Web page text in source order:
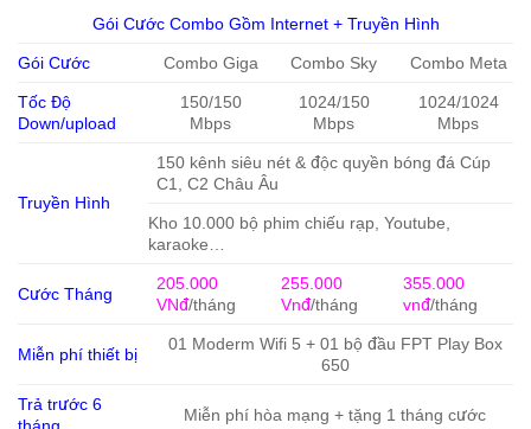
Gói Cước Combo Gồm Internet + Truyền Hình
Gói Cước Combo Giga Combo Sky Combo Meta
Tốc Độ
Down/upload
150/150
Mbps
1024/150
Mbps
1024/1024
Mbps
Truyền Hình
150 kênh siêu nét & độc quyền bóng đá Cúp
C1, C2 Châu Âu
Kho 10.000 bộ phim chiếu rạp, Youtube,
karaoke…
Cước Tháng
205.000
VNđ/tháng
255.000
Vnđ/tháng
355.000
vnđ/tháng
Miễn phí thiết bị
01 Moderm Wifi 5 + 01 bộ đầu FPT Play Box
650
Trả trước 6
Miễn phí hòa mạng + tặng 1 tháng cước